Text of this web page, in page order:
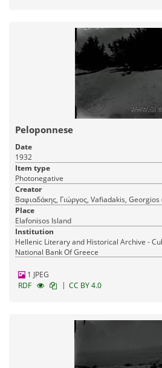
Peloponnese
Date
1932
Item type
Photonegative
Creator
Βαφιαδάκης, Γιώργος, Vafiadakis,
Place
Elafonisos Island
Institution
Hellenic Literary and Historical Archive -
National Bank Of Greece
1 JPEG
RDF
| CC BY 4.0